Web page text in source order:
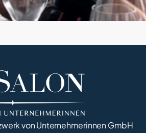
von Unternehmerinnen GmbH